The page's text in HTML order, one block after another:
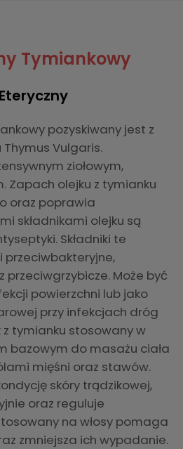
Tymiankowy
pozyskiwany jest z
Vulgaris.
ziołowym,
Zapach olejku z tymianku
oraz poprawia
składnikami olejku są
Składniki te
przeciwbakteryjne,
przeciwgrzybicze. Może być
powierzchni lub jako
przy infekcjach dróg
tymianku stosowany w
bazowym do masażu ciała
mięśni oraz stawów.
skóry trądzikowej,
oraz reguluje
na włosy pomaga
zmniejsza ich wypadanie.